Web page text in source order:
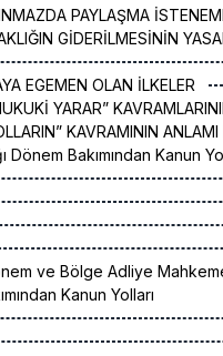
PAYLAŞMA
GİDERİLMESİNİN
EGEMEN OLAN İLKELER
YARAR”
KAVRAMININ ANLAMI
Dönem Bakımından Kanun
ve Bölge Adliye
Kanun Yolları